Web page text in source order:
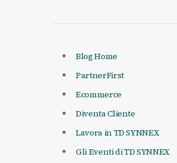
Blog Home
PartnerFirst
Ecommerce
Diventa Cliente
Lavora in TD SYNNEX
Gli Eventi di TD SYNNEX